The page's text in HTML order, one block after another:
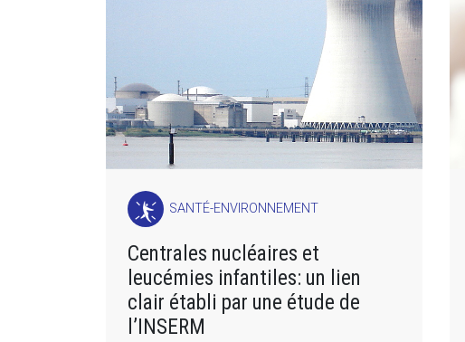
SANTÉ-ENVIRONNEMENT
Centrales nucléaires et
leucémies infantiles: un lien
clair établi par une étude de
l’INSERM